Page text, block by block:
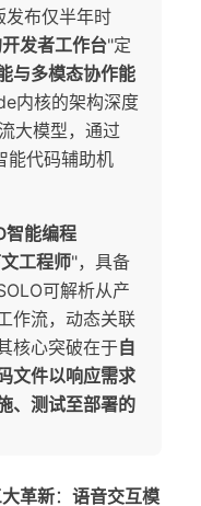
发布仅半年时
发者工作台"定
与多模态协作能
内核的架构深度
大模型，通过
能代码辅助机
智能编程
工程师"，具备
可解析从产
作流，动态关联
核心突破在于自
文件以响应需求
、测试至部署的
革新： 语音交互模